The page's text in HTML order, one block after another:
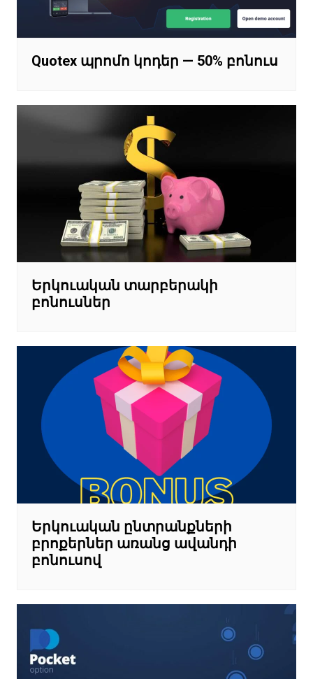
Quotex պրոմո կոդեր — 50% բոնուս
Երկուական տարբերակի
բոնուսներ
Երկուական ընտրանքների
բրոքերներ առանց ավանդի
բոնուսով